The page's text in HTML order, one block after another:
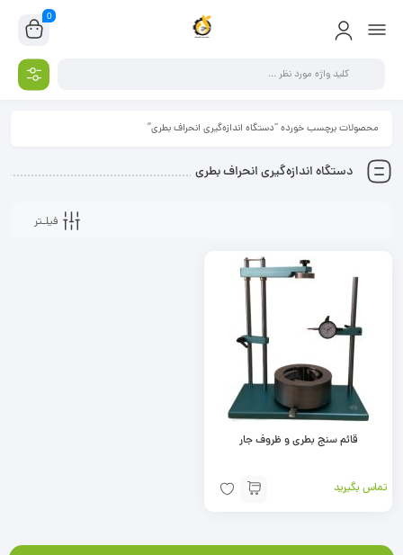
0
محصولات برچسب خورده “دستگاه اندازه‌گیری انحراف بطری”
دستگاه اندازه‌گیری انحراف بطری
فیلـتر
قائم سنج بطری و ظروف جار
تماس بگیرید